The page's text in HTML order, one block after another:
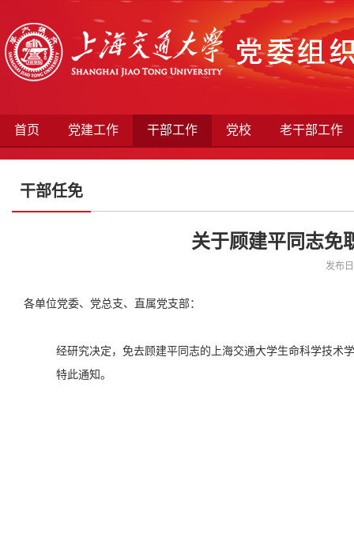
首页 党建工作 干部工作 党校 老干部工作
干部任免
关于顾建平同志免
发布
各单位党委、党总支、直属党支部：
经研究决定，免去顾建平同志的上海交通大学生命科学技术
特此通知。